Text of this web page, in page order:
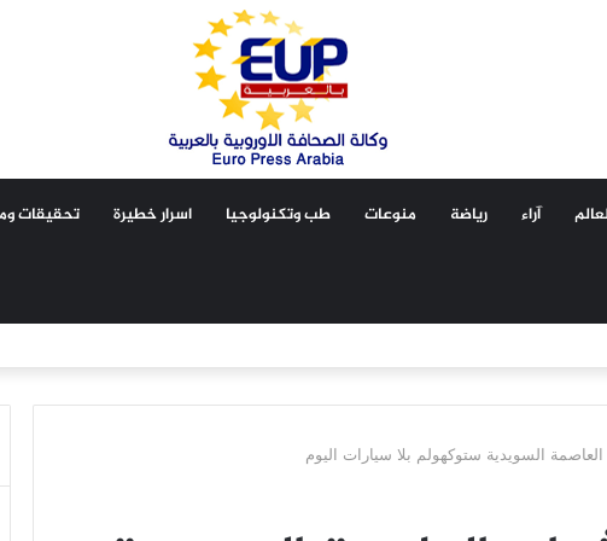
آراء رياضة منوعات طب وتكنولوجيا اسرار خطيرة تحقيقات
السويدية ستوكهولم بلا سيارات اليوم